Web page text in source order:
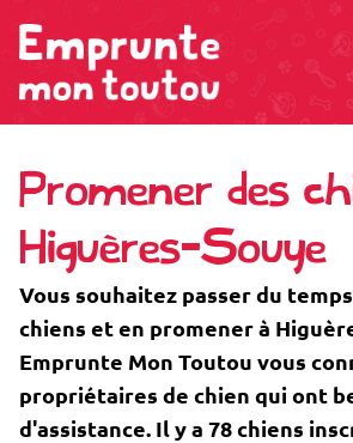
Promener des
Higuères-Souye
Vous souhaitez passer du
chiens et en promener à
Emprunte Mon Toutou vous
propriétaires de chien qui ont
d'assistance. Il y a 78 chiens